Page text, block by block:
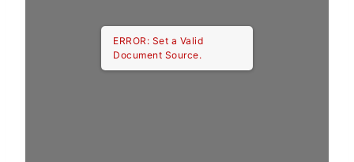
ERROR: Set a Valid
Document Source.